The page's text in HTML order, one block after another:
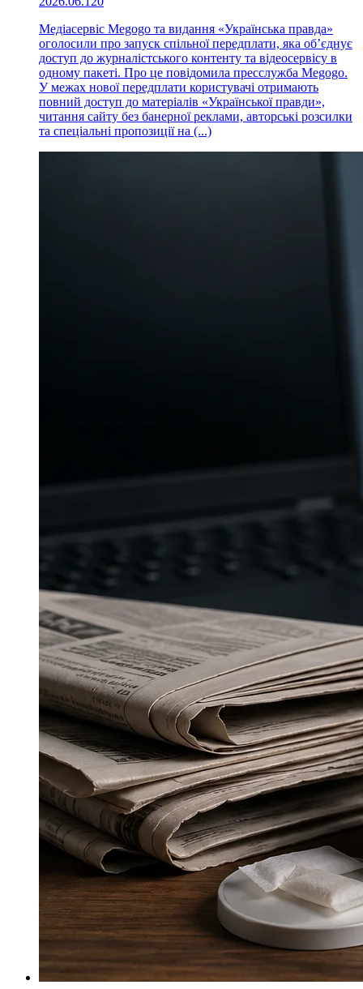
Медіасервіс Megogo та видання «Українська правда»
оголосили про запуск спільної передплати, яка об’єднує
доступ до журналістського контенту та відеосервісу в
одному пакеті. Про це повідомила пресслужба Megogo.
У межах нової передплати користувачі отримають
повний доступ до матеріалів «Української правди»,
читання сайту без банерної реклами, авторські розсилки
та спеціальні пропозиції на (...)